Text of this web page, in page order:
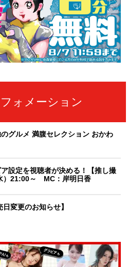
ォメーション
のグルメ 満腹セレクション おかわ
設定を視聴者が決める！【推し撮
）21:00～ MC：岸明日香
変更のお知らせ】